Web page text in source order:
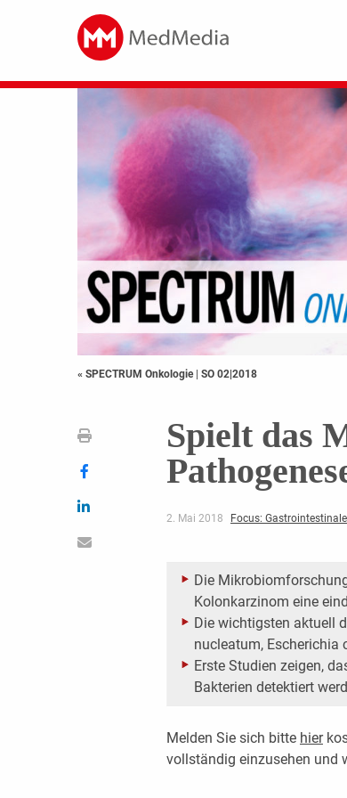
« SPECTRUM Onkologie | SO 02|2018
Spielt das
2. Mai 2018 Focus:
Die
Kolonkarzinom eine
Die wichtigsten aktuell
nucleatum, Escherichia
Erste Studien zeigen,
Bakterien detektiert
Melden Sie sich bitte hier
vollständig einzusehen und